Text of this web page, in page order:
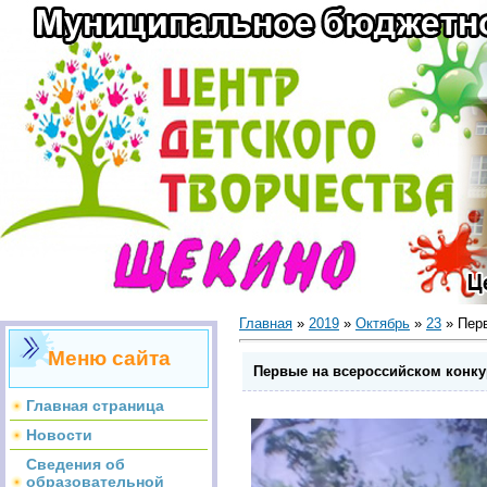
Меню сайта
Главная страница
Новости
Сведения об
образовательной
Главная » 2019 » Октябрь » 23 »
Первые на всероссийском